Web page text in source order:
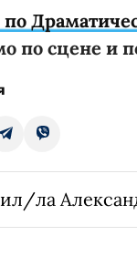
по сцене и
ла